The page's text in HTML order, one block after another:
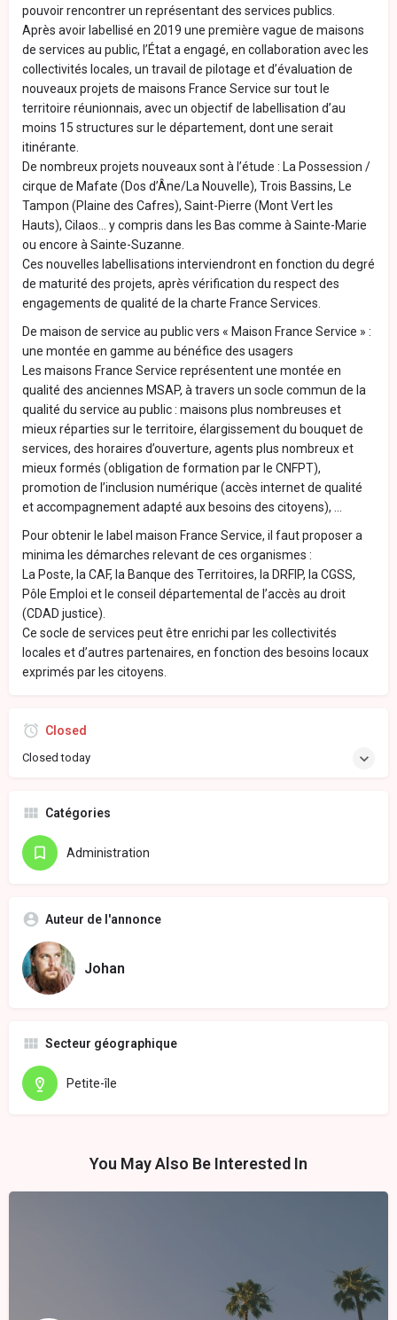
pouvoir rencontrer un représentant des services publics.
Après avoir labellisé en 2019 une première vague de maisons
de services au public, l’État a engagé, en collaboration avec les
collectivités locales, un travail de pilotage et d’évaluation de
nouveaux projets de maisons France Service sur tout le
territoire réunionnais, avec un objectif de labellisation d’au
moins 15 structures sur le département, dont une serait
itinérante.
De nombreux projets nouveaux sont à l’étude : La Possession /
cirque de Mafate (Dos d’Âne/La Nouvelle), Trois Bassins, Le
Tampon (Plaine des Cafres), Saint-Pierre (Mont Vert les
Hauts), Cilaos… y compris dans les Bas comme à Sainte-Marie
ou encore à Sainte-Suzanne.
Ces nouvelles labellisations interviendront en fonction du degré
de maturité des projets, après vérification du respect des
engagements de qualité de la charte France Services.
De maison de service au public vers « Maison France Service » :
une montée en gamme au bénéfice des usagers
Les maisons France Service représentent une montée en
qualité des anciennes MSAP, à travers un socle commun de la
qualité du service au public : maisons plus nombreuses et
mieux réparties sur le territoire, élargissement du bouquet de
services, des horaires d’ouverture, agents plus nombreux et
mieux formés (obligation de formation par le CNFPT),
promotion de l’inclusion numérique (accès internet de qualité
et accompagnement adapté aux besoins des citoyens), …
Pour obtenir le label maison France Service, il faut proposer a
minima les démarches relevant de ces organismes :
La Poste, la CAF, la Banque des Territoires, la DRFIP, la CGSS,
Pôle Emploi et le conseil départemental de l’accès au droit
(CDAD justice).
Ce socle de services peut être enrichi par les collectivités
locales et d’autres partenaires, en fonction des besoins locaux
exprimés par les citoyens.
Closed
Closed today
Catégories
Administration
Auteur de l'annonce
Johan
Secteur géographique
Petite-île
You May Also Be Interested In